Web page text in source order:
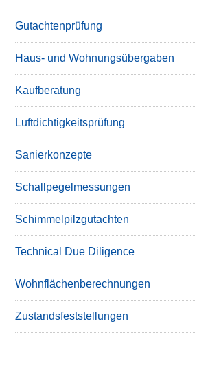
Gutachtenprüfung
Haus- und Wohnungsübergaben
Kaufberatung
Luftdichtigkeitsprüfung
Sanierkonzepte
Schallpegelmessungen
Schimmelpilzgutachten
Technical Due Diligence
Wohnflächenberechnungen
Zustandsfeststellungen